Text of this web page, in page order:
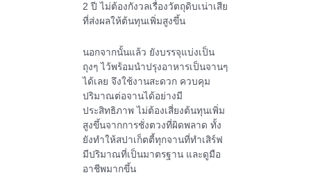
2 ปี ไม่ต้องกังวลเรื่องวัตถุดิบเน่าเสีย
ที่ส่งผลให้ต้นทุนเพิ่มสูงขึ้น
นอกจากนั้นแล้ว ยังบรรจุแบ่งเป็น
ถุงๆ ไว้พร้อมนำปรุงอาหารเป็นจานๆ
ได้เลย จึงใช้งานสะดวก ควบคุม
ปริมาณต่อจานได้อย่างมี
ประสิทธิภาพ ไม่ต้องเสี่ยงต้นทุนเพิ่ม
สูงขึ้นจากการชั่งตวงที่ผิดพลาด ทั้ง
ยังทำให้สปาเก็ตตี้ทุกจานที่ทำเสิร์ฟ
มีปริมาณที่เป็นมาตรฐาน และดูมือ
อาชีพมากขึ้น